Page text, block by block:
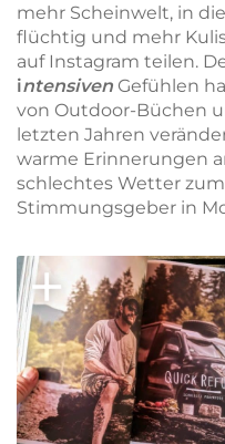
mehr Scheinwelt, in
flüchtig und mehr
auf Instagram teilen.
intensiven Gefühlen
von Outdoor-Büchen
letzten Jahren
warme Erinnerungen
schlechtes Wetter
Stimmungsgeber in